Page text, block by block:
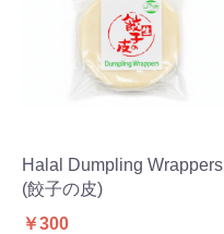
Halal Dumpling Wrappers
(餃子の皮)
￥300